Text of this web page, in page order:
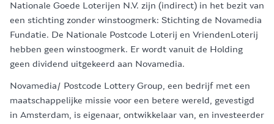
Nationale Goede Loterijen N.V. zijn (indirect) in het bezit van
een stichting zonder winstoogmerk: Stichting de Novamedia
Fundatie. De Nationale Postcode Loterij en VriendenLoterij
hebben geen winstoogmerk. Er wordt vanuit de Holding
geen dividend uitgekeerd aan Novamedia.
Novamedia/ Postcode Lottery Group, een bedrijf met een
maatschappelijke missie voor een betere wereld, gevestigd
in Amsterdam, is eigenaar, ontwikkelaar van, en investeerder